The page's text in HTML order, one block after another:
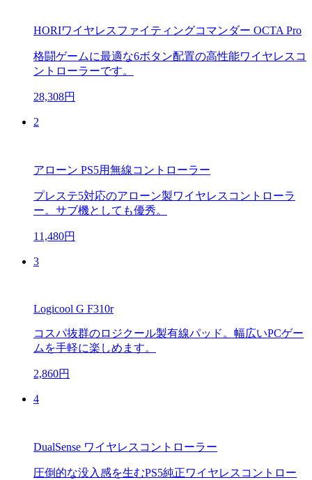
HORIワイヤレスファイティングコマンダー OCTA Pro
格闘ゲームに最適な6ボタン配置の高性能ワイヤレスコ
ントローラーです。
28,308円
2
アローン PS5用無線コントローラー
プレステ5対応のアローン製ワイヤレスコントローラ
ー。サブ機としても優秀。
11,480円
3
Logicool G F310r
コスパ抜群のロジクール製有線パッド。幅広いPCゲー
ムを手軽に楽しめます。
2,860円
4
DualSense ワイヤレスコントローラー
圧倒的な没入感を生むPS5純正ワイヤレスコントロー